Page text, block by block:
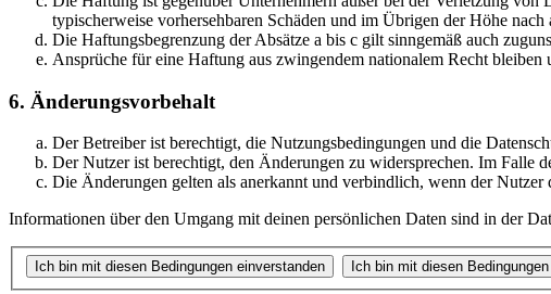
typischerweise vorhersehbaren Schäden und im Übrigen der Höhe
Die Haftungsbegrenzung der Absätze a bis c gilt sinngemäß auch
Ansprüche für eine Haftung aus zwingendem nationalem Recht bleiben
6. Änderungsvorbehalt
Der Betreiber ist berechtigt, die Nutzungsbedingungen und die
Der Nutzer ist berechtigt, den Änderungen zu widersprechen. Im Falle
Die Änderungen gelten als anerkannt und verbindlich, wenn der Nutzer
Informationen über den Umgang mit deinen persönlichen Daten sind in der